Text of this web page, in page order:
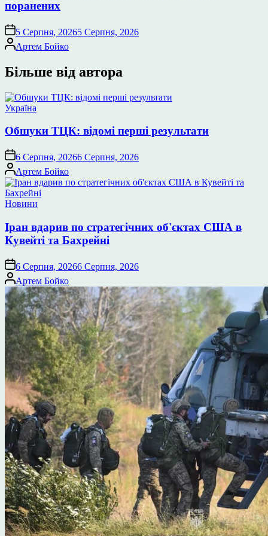
поранених
5 Серпня, 20265 Серпня, 2026
Опубліковано
Артем Бойко
Більше від автора
Опублікувати
Україна
Обшуки ТЦК: відомі перші результати
6 Серпня, 20266 Серпня, 2026
Опубліковано
Артем Бойко
Опублікувати
Новини
Іран вдарив по стратегічних об'єктах США в
Кувейті та Бахрейні
6 Серпня, 20266 Серпня, 2026
Опубліковано
Артем Бойко